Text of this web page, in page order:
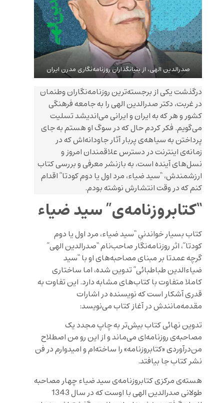
صدرالدین الهی، از بنیانگذاران روزنامه‌نگاری مدرن ایران
درگذشت یکی از برجسته‌ترین روزنامه‌نگاران وطنمان
در غربت، دکتر صدرالدین الهی را به جامعه فرهنگی
کشور و هر که به ایران و ایرانی می‌اندیشد تسلیت
می‌گویم. فکر کردم حال که در سوگ او هستم به جای
پرداختن به سیاهه‌ی پربار آثار جاودانه‌اش که در
زمانه‌ی اینترنت در دسترس علاقمندان امروز و
نسل‌های آینده است، به بازنشر معرفی و بررسی کتاب
ارزشمندش، “سید ضیاء، مرد اول یا دوم کودتا” اقدام
کنم که در وقت انتشارش نوشته بودم.
“کتابروزنامه‌ی” سید ضیاء
کتاب بسیار خواندنیِ “سید ضیاء، مرد اول یا دوم
کودتا”، اثر روزنامه‌نگار صاحب‌نام “صدرالدین الهی”
گرچه عمدتا بر مبنای مصاحبه‌های او با “سید
ضیاءالدین طباطبائی” تدوین شده، اما ساختاری
کاملا متفاوت با کتاب‌های مشابه دارد. این تفاوت به
قدری آشکار است که نویسنده در اشارات
مقدمه‌مانندش در آغاز کتاب می‌نویسد:
تدوین نهائی کتاب بیش‌تر به چاپ مجدد یک
مصاحبه‌ی روزنامه‌ای می‌ماند و از این رو من اصطلاح
من‌درآوردی «کتابروزنامه» را ساخته‌ام و امیدوارم در فن
نشر کتاب جا بیافتد.
هسته‌ی مرکزی کتابروزنامه‌ی سید ضیاء چهار مصاحبه
طولانی صدرالدین الهی با اوست که در سال 1343